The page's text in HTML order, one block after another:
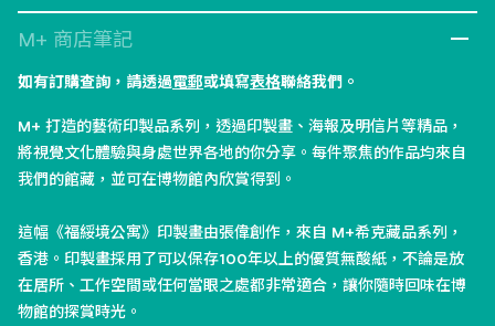
M+ 商店筆記
如有訂購查詢，請透過電郵或填寫表格聯絡我們。
M+ 打造的藝術印製品系列，透過印製畫、海報及明信片等精品，
將視覺文化體驗與身處世界各地的你分享。每件聚焦的作品均來自
我們的館藏，並可在博物館內欣賞得到。
這幅《福綏境公寓》印製畫由張偉創作，來自 M+希克藏品系列，
香港。印製畫採用了可以保存100年以上的優質無酸紙，不論是放
在居所、工作空間或任何當眼之處都非常適合，讓你隨時回味在博
物館的探賞時光。